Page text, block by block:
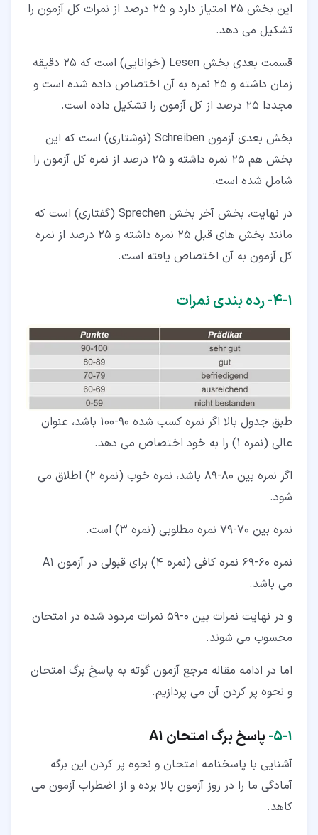
این بخش 25 امتیاز دارد و 25 درصد از نمرات کل آزمون را
تشکیل می دهد.
قسمت بعدی بخش Lesen (خوانایی) است که 25 دقیقه
زمان داشته و 25 نمره به آن اختصاص داده شده است و
مجددا 25 درصد از کل آزمون را تشکیل داده است.
بخش بعدی آزمون Schreiben (نوشتاری) است که این
بخش هم 25 نمره داشته و 25 درصد از نمره کل آزمون را
شامل شده است.
در نهایت، بخش آخر بخش Sprechen (گفتاری) است که
مانند بخش های قبل 25 نمره داشته و 25 درصد از نمره
کل آزمون به آن اختصاص یافته است.
۱‏-‏۴‏- رده بندی نمرات
طبق جدول بالا اگر نمره کسب شده 90-100 باشد، عنوان
عالی (نمره 1) را به خود اختصاص می دهد.
اگر نمره بین 80-89 باشد، نمره خوب (نمره 2) اطلاق می
شود.
نمره بین 70-79 نمره مطلوبی (نمره 3) است.
نمره 60-69 نمره کافی (نمره 4) برای قبولی در آزمون A1
می باشد.
و در نهایت نمرات بین 0-59 نمرات مردود شده در امتحان
محسوب می شوند.
اما در ادامه مقاله مرجع آزمون گوته به پاسخ برگ امتحان
و نحوه پر کردن آن می پردازیم.
۱‏-‏۵‏- پاسخ برگ امتحان A1
آشنایی با پاسخنامه امتحان و نحوه پر کردن این برگه
آمادگی ما را در روز آزمون بالا برده و از اضطراب آزمون می
کاهد.